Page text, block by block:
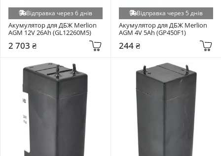
Відправка через 6 днів
Акумулятор для ДБЖ Merlion
AGM 12V 26Ah (GL12260M5)
2 703 ₴
Відправка через 5 днів
Акумулятор для ДБЖ Merlion
AGM 4V 5Ah (GP450F1)
244 ₴